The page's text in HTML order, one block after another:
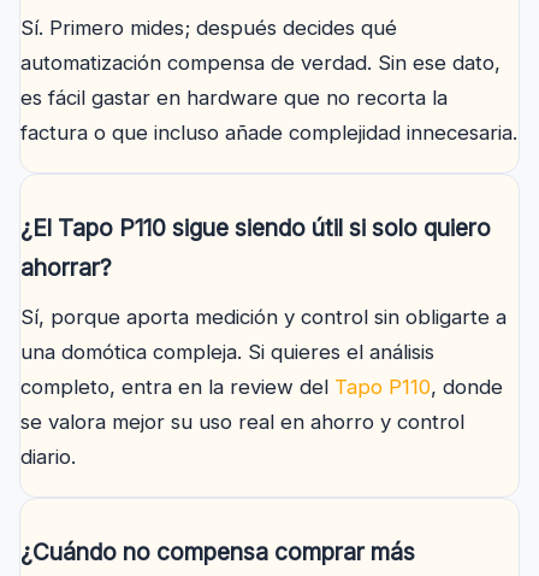
Sí. Primero mides; después decides qué
automatización compensa de verdad. Sin ese dato,
es fácil gastar en hardware que no recorta la
factura o que incluso añade complejidad innecesaria.
¿El Tapo P110 sigue siendo útil si solo quiero
ahorrar?
Sí, porque aporta medición y control sin obligarte a
una domótica compleja. Si quieres el análisis
completo, entra en la review del Tapo P110, donde
se valora mejor su uso real en ahorro y control
diario.
¿Cuándo no compensa comprar más